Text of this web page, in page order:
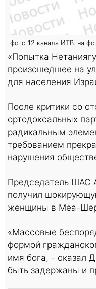
фото 12 канала ИТВ. на
«Попытка
произошедшее на
для населения
После критики со
ортодоксальных
радикальным
требованием
нарушения
Председатель ШАС
получил
женщины в Меа-
«Массовые
формой
имя бога, - сказал
быть задержаны и